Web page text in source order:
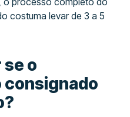
costuma levar de 3 a 5
o